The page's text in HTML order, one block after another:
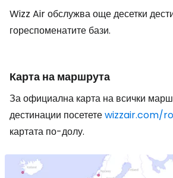
Wizz Air обслужва още десетки
гореспоменатите бази.
Карта на маршрута
За официална карта на всички
дестинации посететеwizzair.com/
картата по-долу.